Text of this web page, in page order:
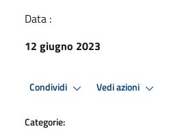
Data :
12 giugno 2023
Condividi Vedi azioni
Categorie: